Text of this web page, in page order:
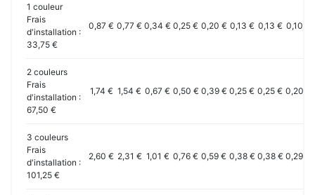
1 couleur
Frais
d'installation :
33,75 €
0,87 € 0,77 € 0,34 € 0,25 € 0,20 € 0,13 € 0,13 € 0,10 €
2 couleurs
Frais
d'installation :
67,50 €
1,74 € 1,54 € 0,67 € 0,50 € 0,39 € 0,25 € 0,25 € 0,20 €
3 couleurs
Frais
d'installation :
101,25 €
2,60 € 2,31 € 1,01 € 0,76 € 0,59 € 0,38 € 0,38 € 0,29 €